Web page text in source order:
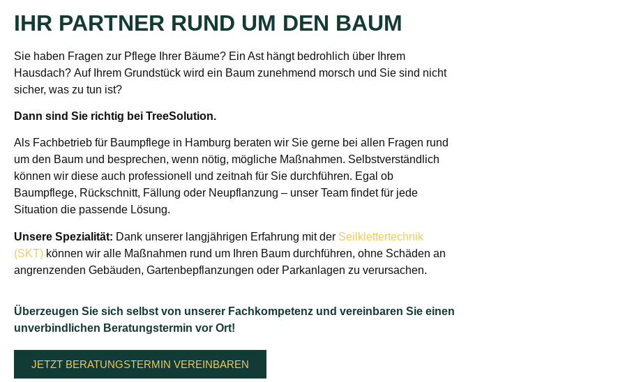
IHR PARTNER RUND UM DEN BAUM
Sie haben Fragen zur Pflege Ihrer Bäume? Ein Ast hängt bedrohlich über Ihrem
Hausdach? Auf Ihrem Grundstück wird ein Baum zunehmend morsch und Sie sind nicht
sicher, was zu tun ist?
Dann sind Sie richtig bei TreeSolution.
Als Fachbetrieb für Baumpflege in Hamburg beraten wir Sie gerne bei allen Fragen rund
um den Baum und besprechen, wenn nötig, mögliche Maßnahmen. Selbstverständlich
können wir diese auch professionell und zeitnah für Sie durchführen. Egal ob
Baumpflege, Rückschnitt, Fällung oder Neupflanzung – unser Team findet für jede
Situation die passende Lösung.
Unsere Spezialität: Dank unserer langjährigen Erfahrung mit der Seilklettertechnik
(SKT) können wir alle Maßnahmen rund um Ihren Baum durchführen, ohne Schäden an
angrenzenden Gebäuden, Gartenbepflanzungen oder Parkanlagen zu verursachen.
Überzeugen Sie sich selbst von unserer Fachkompetenz und vereinbaren Sie einen
unverbindlichen Beratungstermin vor Ort!
JETZT BERATUNGSTERMIN VEREINBAREN